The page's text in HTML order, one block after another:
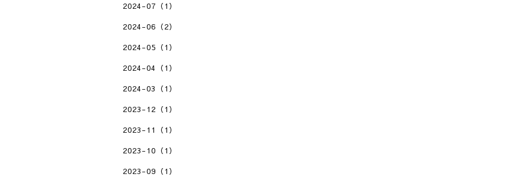
2024-07（1）
2024-06（2）
2024-05（1）
2024-04（1）
2024-03（1）
2023-12（1）
2023-11（1）
2023-10（1）
2023-09（1）